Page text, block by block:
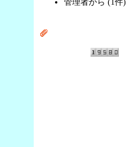
管理者から (1件)